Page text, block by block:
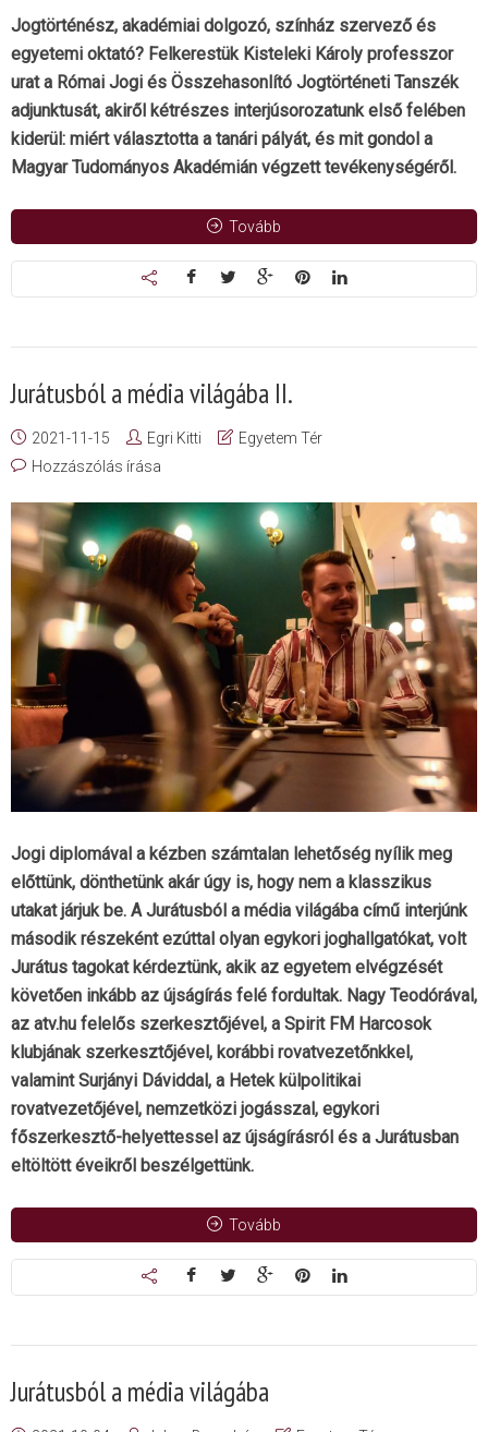
Jogtörténész, akadémiai dolgozó, színház szervező és
egyetemi oktató? Felkerestük Kisteleki Károly professzor
urat a Római Jogi és Összehasonlító Jogtörténeti Tanszék
adjunktusát, akiről kétrészes interjúsorozatunk első felében
kiderül: miért választotta a tanári pályát, és mit gondol a
Magyar Tudományos Akadémián végzett tevékenységéről.
Tovább
Jurátusból a média világába II.
2021-11-15 Egri Kitti
Egyetem Tér
Hozzászólás írása
Jogi diplomával a kézben számtalan lehetőség nyílik meg
előttünk, dönthetünk akár úgy is, hogy nem a klasszikus
utakat járjuk be. A Jurátusból a média világába című interjúnk
második részeként ezúttal olyan egykori joghallgatókat, volt
Jurátus tagokat kérdeztünk, akik az egyetem elvégzését
követően inkább az újságírás felé fordultak. Nagy Teodórával,
az atv.hu felelős szerkesztőjével, a Spirit FM Harcosok
klubjának szerkesztőjével, korábbi rovatvezetőnkkel,
valamint Surjányi Dáviddal, a Hetek külpolitikai
rovatvezetőjével, nemzetközi jogásszal, egykori
főszerkesztő-helyettessel az újságírásról és a Jurátusban
eltöltött éveikről beszélgettünk.
Tovább
Jurátusból a média világába